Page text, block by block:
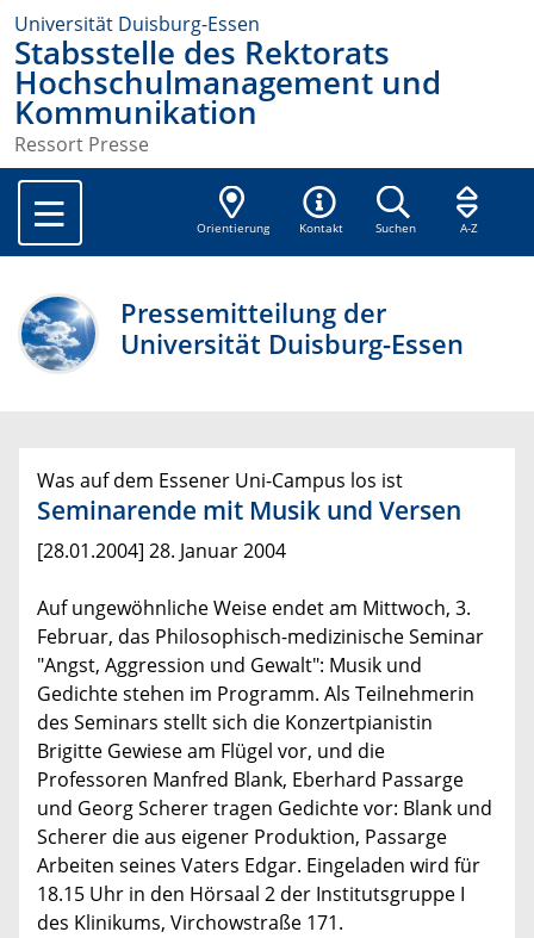
Universität Duisburg-Essen
Stabsstelle des Rektorats
Hochschulmanagement und
Kommunikation
Ressort Presse
Orientierung Kontakt Suchen A-Z
Pressemitteilung der
Universität Duisburg-Essen
Was auf dem Essener Uni-Campus los ist
Seminarende mit Musik und Versen
[28.01.2004] 28. Januar 2004
Auf ungewöhnliche Weise endet am Mittwoch, 3.
Februar, das Philosophisch-medizinische Seminar
"Angst, Aggression und Gewalt": Musik und
Gedichte stehen im Programm. Als Teilnehmerin
des Seminars stellt sich die Konzertpianistin
Brigitte Gewiese am Flügel vor, und die
Professoren Manfred Blank, Eberhard Passarge
und Georg Scherer tragen Gedichte vor: Blank und
Scherer die aus eigener Produktion, Passarge
Arbeiten seines Vaters Edgar. Eingeladen wird für
18.15 Uhr in den Hörsaal 2 der Institutsgruppe I
des Klinikums, Virchowstraße 171.